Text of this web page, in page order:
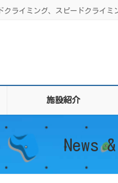
ライミング、スピードクライミ
施設紹介
News